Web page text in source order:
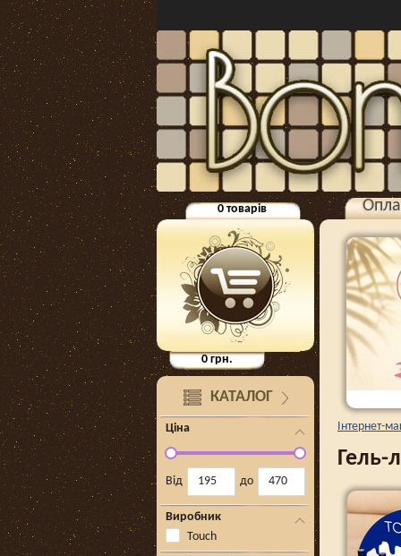
0 товарів
0грн.
КАТАЛОГ
Ціна
Від до
Виробник
Touch
Інтернет-
Гель-